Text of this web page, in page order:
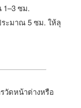
ซม.
ะมาณ 5 ซม. ให้ลุ
วัดหน้าต่างหรือ